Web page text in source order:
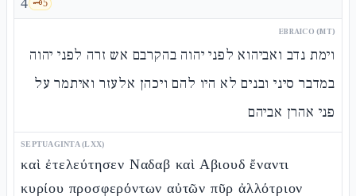
4 🗝️5
EBRAICO (MT)
וימת נדב ואביהוא לפני יהוה בהקרבם אש זרה לפני יהוה
במדבר סיני ובנים לא היו להם ויכהן אלעזר ואיתמר על
פני אהרן אביהם
SEPTUAGINTA (LXX)
καὶ ἐτελεύτησεν Ναδαβ καὶ Αβιουδ ἔναντι
κυρίου προσφερόντων αὐτῶν πῦρ ἀλλότριον